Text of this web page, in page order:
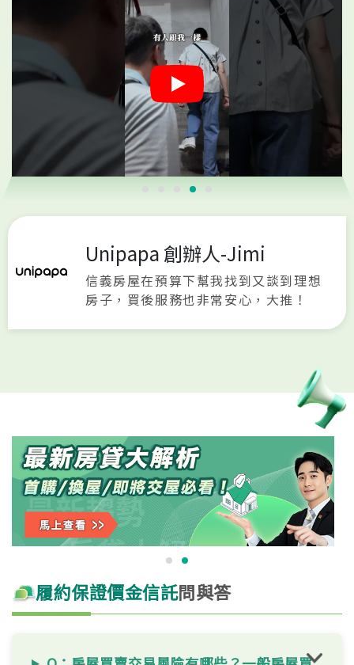
Unipapa 創辦人-Jimi
信義房屋在預算下幫我找到又談到理想
房子，買後服務也非常安心，大推！
履約保證價金信託問與答